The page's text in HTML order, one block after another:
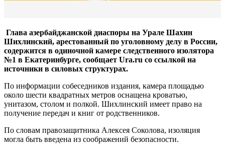
Глава азербайджанской диаспоры на Урале Шахин
Шихлинский, арестованный по уголовному делу в России,
содержится в одиночной камере следственного изолятора
№1 в Екатеринбурге, сообщает Ura.ru со ссылкой на
источники в силовых структурах.
По информации собеседников издания, камера площадью
около шести квадратных метров оснащена кроватью,
унитазом, столом и полкой. Шихлинский имеет право на
получение передач и книг от родственников.
По словам правозащитника Алексея Соколова, изоляция
могла быть введена из соображений безопасности.